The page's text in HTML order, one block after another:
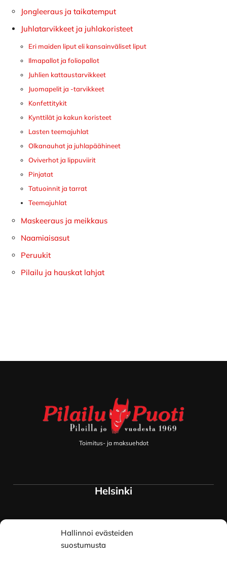
Hallinnoi evästeiden
suostumusta
Jongleeraus ja taikatemput
Juhlatarvikkeet ja juhlakoristeet
Eri maiden liput eli kansainväliset liput
Ilmapallot ja foliopallot
Juhlien kattaustarvikkeet
Juomapelit ja -tarvikkeet
Konfettitykit
Kynttilät ja kakun koristeet
Lasten teemajuhlat
Olkanauhat ja juhlapäähineet
Oviverhot ja lippuviirit
Pinjatat
Tatuoinnit ja tarrat
Teemajuhlat
Maskeeraus ja meikkaus
Naamiaisasut
Peruukit
Pilailu ja hauskat lahjat
Toimitus- ja maksuehdot
Helsinki
Siltavuorenranta 18
00170 Helsinki